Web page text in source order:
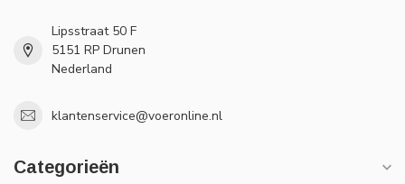
Lipsstraat 50 F
5151 RP Drunen
Nederland
klantenservice@voeronline.nl
Categorieën